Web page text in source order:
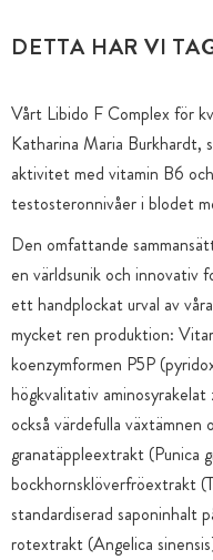
DETTA HAR VI
Vårt Libido F Complex för
Katharina Maria Burkhardt,
aktivitet med vitamin B6
testosteronnivåer i blodet
Den omfattande
en världsunik och innovativ
ett handplockat urval av
mycket ren produktion:
koenzymformen P5P
högkvalitativ
också värdefulla växtämnen
granatäppleextrakt (Punica
bockhornsklöverfröextrakt
standardiserad saponinhalt
rotextrakt (Angelica